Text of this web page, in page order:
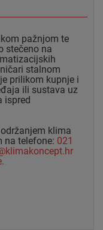
pažnjom te
stečeno na
stalnom
prilikom kupnje i
ili sustava uz
ispred
klima
na telefone: 021